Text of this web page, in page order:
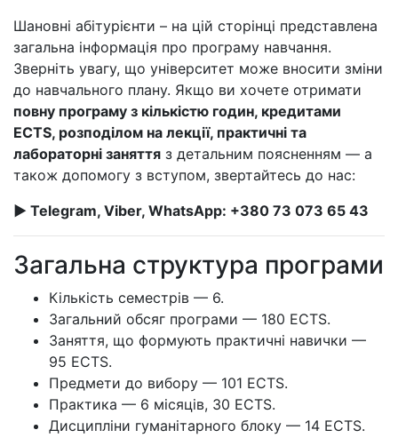
Шановні абітурієнти – на цій сторінці представлена
загальна інформація про програму навчання.
Зверніть увагу, що університет може вносити зміни
до навчального плану. Якщо ви хочете отримати
повну програму з кількістю годин, кредитами
ECTS, розподілом на лекції, практичні та
лабораторні заняття з детальним поясненням — а
також допомогу з вступом, звертайтесь до нас:
► Telegram, Viber, WhatsApp: +380 73 073 65 43
Загальна структура програми
Кількість семестрів — 6.
Загальний обсяг програми — 180 ECTS.
Заняття, що формують практичні навички —
95 ECTS.
Предмети до вибору — 101 ECTS.
Практика — 6 місяців, 30 ECTS.
Дисципліни гуманітарного блоку — 14 ECTS.